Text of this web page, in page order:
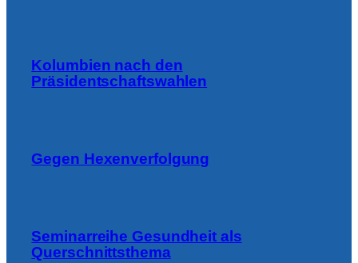
Kolumbien nach den
Präsidentschaftswahlen
Gegen Hexenverfolgung
Seminarreihe Gesundheit als
Querschnittsthema